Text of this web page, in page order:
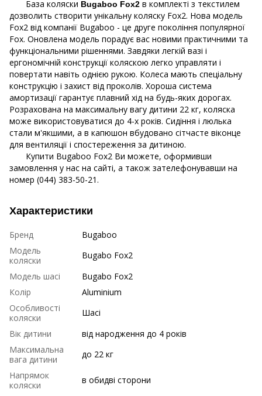
База коляски Bugaboo Fox2 в комплекті з текстилем
дозволить створити унікальну коляску Fox2. Нова модель
Fox2 від компанії Bugaboo - це друге покоління популярної
Fox. Оновлена ​​модель порадує вас новими практичними та
функціональними рішеннями. Завдяки легкій вазі і
ергономічній конструкції коляскою легко управляти і
повертати навіть однією рукою. Колеса мають спеціальну
конструкцію і захист від проколів. Хороша система
амортизації гарантує плавний хід на будь-яких дорогах.
Розрахована на максимальну вагу дитини 22 кг, коляска
може використовуватися до 4-х років. Сидіння і люлька
стали м'якшими, а в капюшон вбудовано сітчасте віконце
для вентиляції і спостереження за дитиною.
Купити Bugaboo Fox2 Ви можете, оформивши
замовлення у нас на сайті, а також зателефонувавши на
номер (044) 383-50-21.
Характеристики
Бренд
Bugaboo
Модель
коляски
Bugabo Fox2
Модель шасі
Bugabo Fox2
Колір
Aluminium
Особливості
коляски
Шасі
Вік дитини
від народження до 4 років
Максимальна
вага дитини
до 22 кг
Напрямок
коляски
в обидві сторони